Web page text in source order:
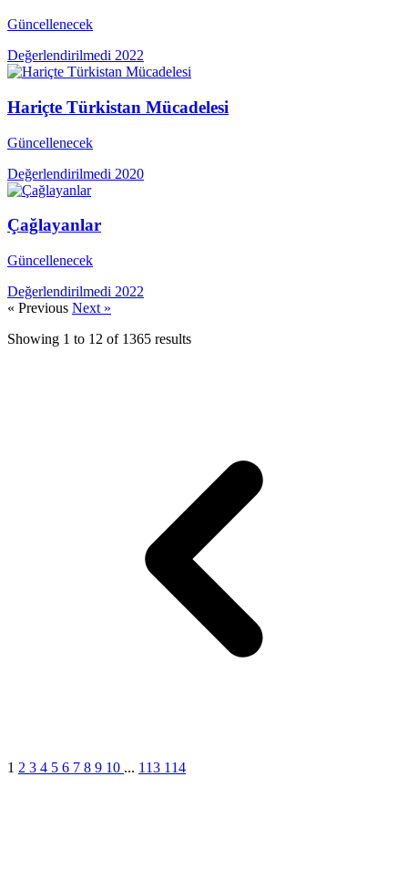
Güncellenecek
Değerlendirilmedi 2022
Hariçte Türkistan Mücadelesi
Güncellenecek
Değerlendirilmedi 2020
Çağlayanlar
Güncellenecek
Değerlendirilmedi 2022
« Previous Next »
Showing 1 to 12 of 1365 results
1 2 3 4 5 6 7 8 9 10 ... 113 114